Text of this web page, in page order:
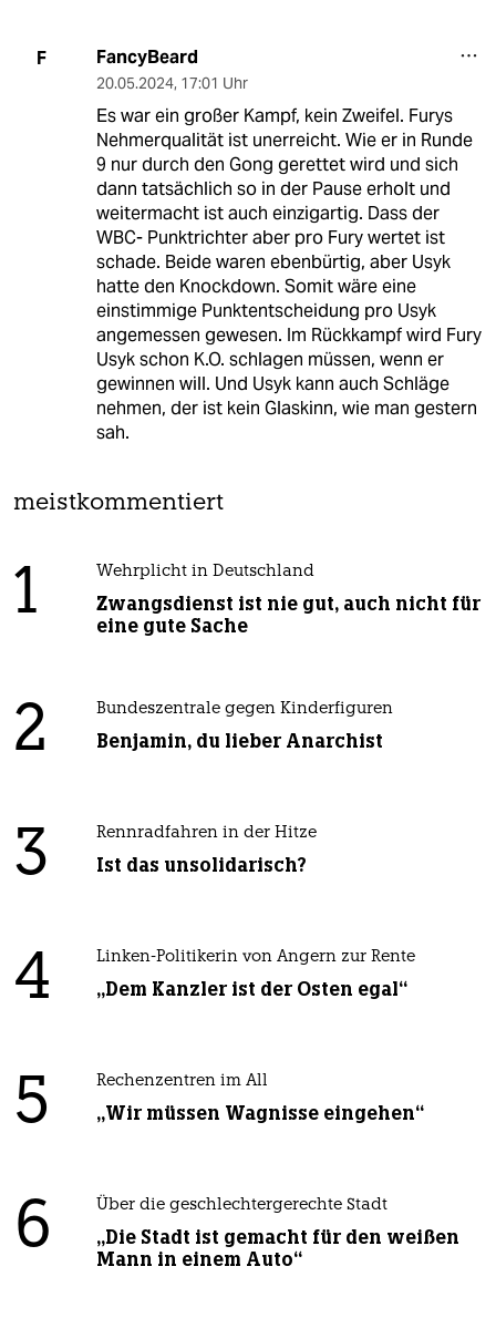
F FancyBeard
20.05.2024, 17:01 Uhr
Es war ein großer Kampf, kein Zweifel. Furys
Nehmerqualität ist unerreicht. Wie er in Runde
9 nur durch den Gong gerettet wird und sich
dann tatsächlich so in der Pause erholt und
weitermacht ist auch einzigartig. Dass der
WBC- Punktrichter aber pro Fury wertet ist
schade. Beide waren ebenbürtig, aber Usyk
hatte den Knockdown. Somit wäre eine
einstimmige Punktentscheidung pro Usyk
angemessen gewesen. Im Rückkampf wird Fury
Usyk schon K.O. schlagen müssen, wenn er
gewinnen will. Und Usyk kann auch Schläge
nehmen, der ist kein Glaskinn, wie man gestern
sah.
meistkommentiert
1 Wehrplicht in Deutschland
Zwangsdienst ist nie gut, auch nicht für
eine gute Sache
2 Bundeszentrale gegen Kinderfiguren
Benjamin, du lieber Anarchist
3 Rennradfahren in der Hitze
Ist das unsolidarisch?
4 Linken-Politikerin von Angern zur Rente
„Dem Kanzler ist der Osten egal“
5 Rechenzentren im All
„Wir müssen Wagnisse eingehen“
6 Über die geschlechtergerechte Stadt
„Die Stadt ist gemacht für den weißen
Mann in einem Auto“